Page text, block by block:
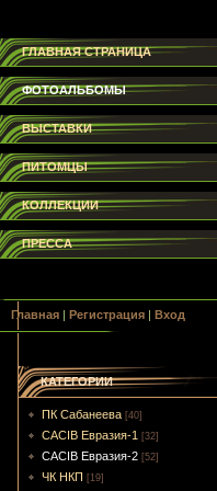
ГЛАВНАЯ СТРАНИЦА
ФОТОАЛЬБОМЫ
ВЫСТАВКИ
ПИТОМЦЫ
КОЛЛЕКЦИИ
ПРЕССА
Главная | Регистрация | Вход
КАТЕГОРИИ
ПК Сабанеева [40]
CACIB Евразия-1 [32]
CACIB Евразия-2 [52]
ЧК НКП [19]